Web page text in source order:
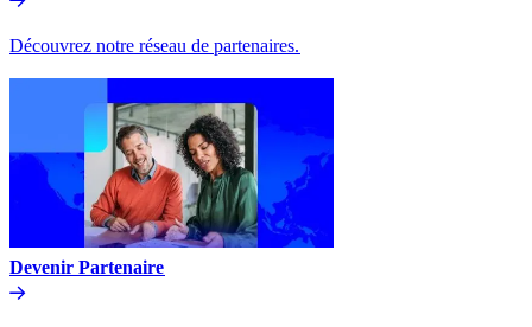
Découvrez notre réseau de partenaires.​​
Devenir Partenaire​​